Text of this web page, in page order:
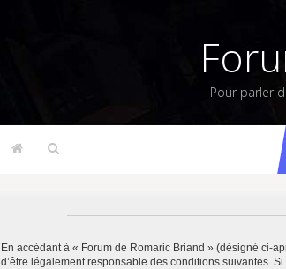
Pour parler
En accédant à « Forum de Romaric Briand » (désigné ci-
d’être légalement responsable des conditions suivantes.